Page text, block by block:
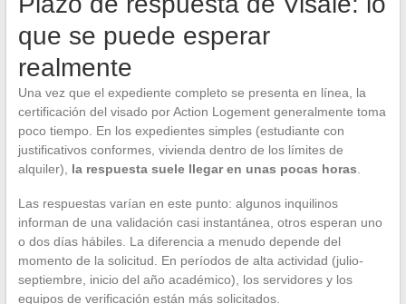
que se puede esperar
realmente
Una vez que el expediente completo se presenta en línea, la
certificación del visado por Action Logement generalmente toma
poco tiempo. En los expedientes simples (estudiante con
justificativos conformes, vivienda dentro de los límites de
alquiler), la respuesta suele llegar en unas pocas horas
Las respuestas varían en este punto: algunos inquilinos
informan de una validación casi instantánea, otros esperan uno
o dos días hábiles. La diferencia a menudo depende del
momento de la solicitud. En períodos de alta actividad (julio-
septiembre, inicio del año académico), los servidores y los
equipos de verificación están más solicitados.